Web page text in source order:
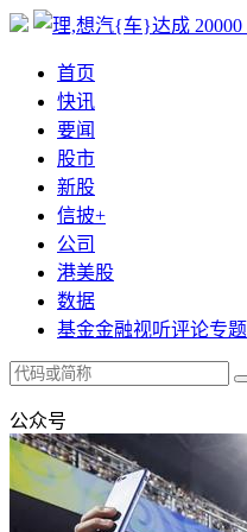
首页
快讯
要闻
股市
新股
信披+
公司
港美股
数据
基金金融视听评论专题
公众号